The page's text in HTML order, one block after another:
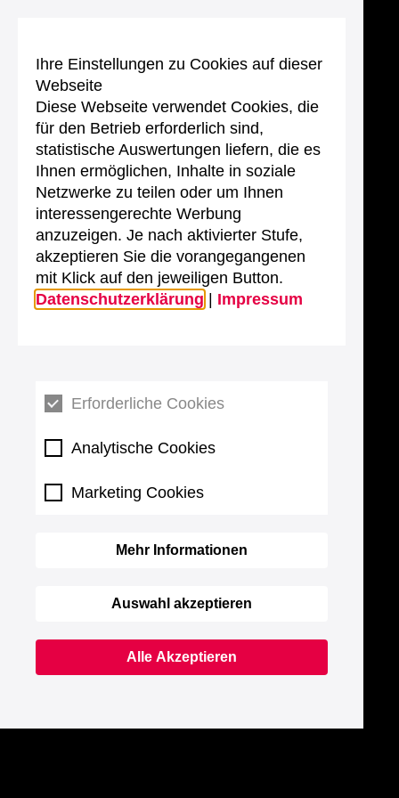
Ihre Einstellungen zu Cookies auf dieser
Webseite
Diese Webseite verwendet Cookies, die
für den Betrieb erforderlich sind,
statistische Auswertungen liefern, die es
Ihnen ermöglichen, Inhalte in soziale
Netzwerke zu teilen oder um Ihnen
interessengerechte Werbung
anzuzeigen. Je nach aktivierter Stufe,
akzeptieren Sie die vorangegangenen
mit Klick auf den jeweiligen Button.
Datenschutzerklärung
Impressum
Erforderliche Cookies
Analytische Cookies
Marketing Cookies
Mehr Informationen
Auswahl akzeptieren
Alle Akzeptieren